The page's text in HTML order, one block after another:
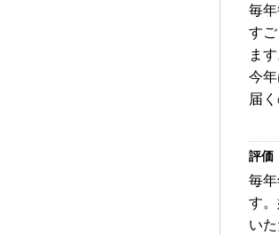
毎
す
ます
今
届
毎
す
い